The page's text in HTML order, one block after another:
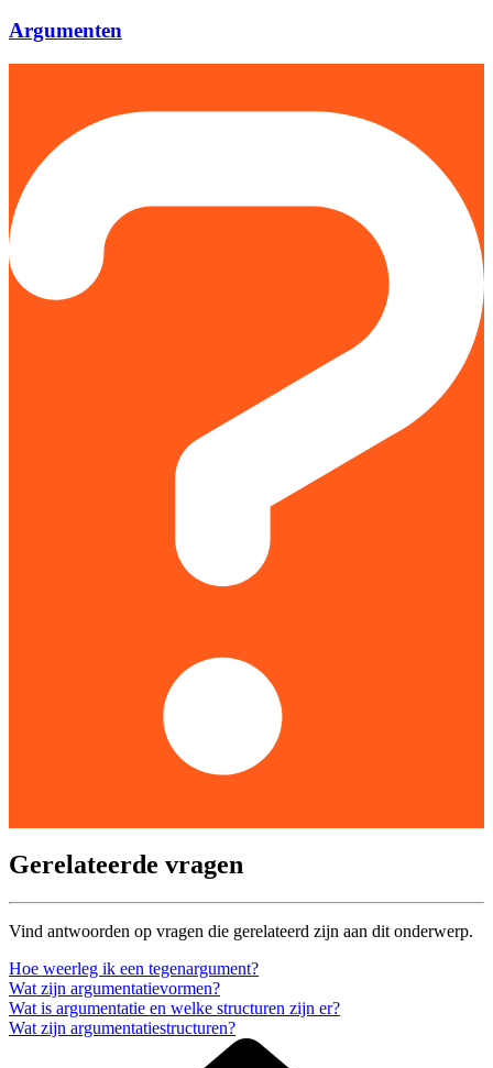
Argumenten
Gerelateerde vragen
Vind antwoorden op vragen die gerelateerd zijn aan dit onderwerp.
Hoe weerleg ik een tegenargument?
Wat zijn argumentatievormen?
Wat is argumentatie en welke structuren zijn er?
Wat zijn argumentatiestructuren?